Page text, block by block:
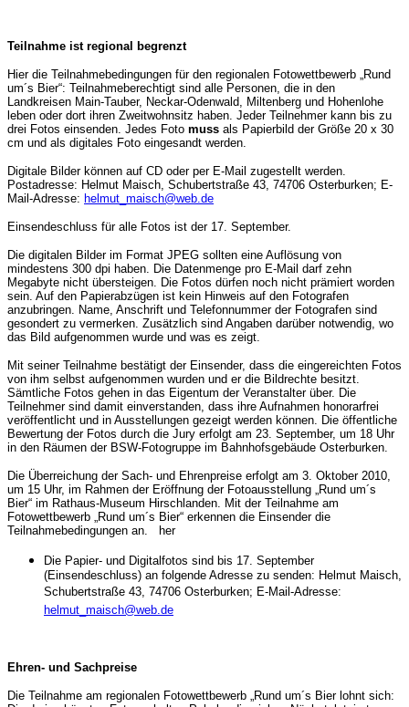
Teilnahme ist regional begrenzt
Hier die Teilnahmebedingungen für den regionalen Fotowettbewerb „Rund
um´s Bier“: Teilnahmeberechtigt sind alle Personen, die in den
Landkreisen Main-Tauber, Neckar-Odenwald, Miltenberg und Hohenlohe
leben oder dort ihren Zweitwohnsitz haben. Jeder Teilnehmer kann bis zu
drei Fotos einsenden. Jedes Foto muss als Papierbild der Größe 20 x 30
cm und als digitales Foto eingesandt werden.
Digitale Bilder können auf CD oder per E-Mail zugestellt werden.
Postadresse: Helmut Maisch, Schubertstraße 43, 74706 Osterburken; E-
Mail-Adresse: helmut_maisch@web.de
Einsendeschluss für alle Fotos ist der 17. September.
Die digitalen Bilder im Format JPEG sollten eine Auflösung von
mindestens 300 dpi haben. Die Datenmenge pro E-Mail darf zehn
Megabyte nicht übersteigen. Die Fotos dürfen noch nicht prämiert worden
sein. Auf den Papierabzügen ist kein Hinweis auf den Fotografen
anzubringen. Name, Anschrift und Telefonnummer der Fotografen sind
gesondert zu vermerken. Zusätzlich sind Angaben darüber notwendig, wo
das Bild aufgenommen wurde und was es zeigt.
Mit seiner Teilnahme bestätigt der Einsender, dass die eingereichten Fotos
von ihm selbst aufgenommen wurden und er die Bildrechte besitzt.
Sämtliche Fotos gehen in das Eigentum der Veranstalter über. Die
Teilnehmer sind damit einverstanden, dass ihre Aufnahmen honorarfrei
veröffentlicht und in Ausstellungen gezeigt werden können. Die öffentliche
Bewertung der Fotos durch die Jury erfolgt am 23. September, um 18 Uhr
in den Räumen der BSW-Fotogruppe im Bahnhofsgebäude Osterburken.
Die Überreichung der Sach- und Ehrenpreise erfolgt am 3. Oktober 2010,
um 15 Uhr, im Rahmen der Eröffnung der Fotoausstellung „Rund um´s
Bier“ im Rathaus-Museum Hirschlanden. Mit der Teilnahme am
Fotowettbewerb „Rund um´s Bier“ erkennen die Einsender die
Teilnahmebedingungen an. her
Die Papier- und Digitalfotos sind bis 17. September
(Einsendeschluss) an folgende Adresse zu senden: Helmut Maisch,
Schubertstraße 43, 74706 Osterburken; E-Mail-Adresse:
helmut_maisch@web.de
Ehren- und Sachpreise
Die Teilnahme am regionalen Fotowettbewerb „Rund um´s Bier lohnt sich: